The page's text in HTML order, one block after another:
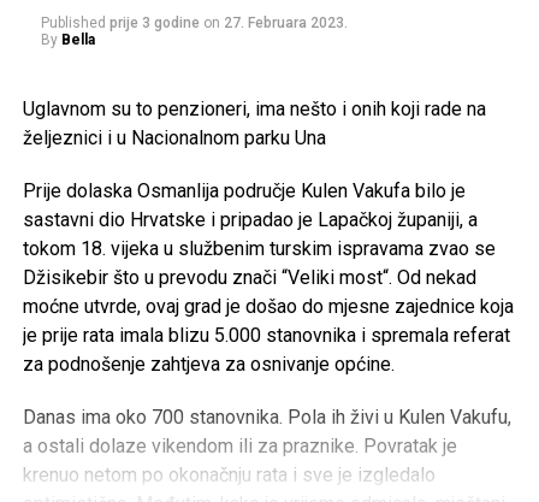
Published prije 3 godine on 27. Februara 2023.
By Bella
Uglavnom su to penzioneri, ima nešto i onih koji rade na
željeznici i u Nacionalnom parku Una
Prije dolaska Osmanlija područje Kulen Vakufa bilo je
sastavni dio Hrvatske i pripadao je Lapačkoj županiji, a
tokom 18. vijeka u službenim turskim ispravama zvao se
Džisikebir što u prevodu znači “Veliki most“. Od nekad
moćne utvrde, ovaj grad je došao do mjesne zajednice koja
je prije rata imala blizu 5.000 stanovnika i spremala referat
za podnošenje zahtjeva za osnivanje općine.
Danas ima oko 700 stanovnika. Pola ih živi u Kulen Vakufu,
a ostali dolaze vikendom ili za praznike. Povratak je
krenuo netom po okonačnju rata i sve je izgledalo